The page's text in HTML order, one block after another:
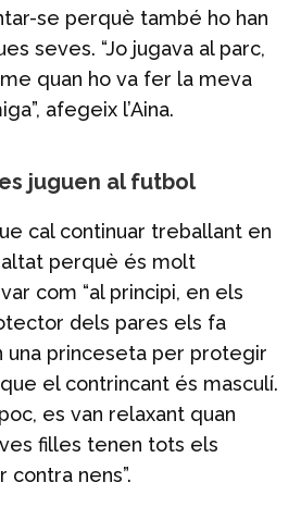
se perquè també ho han
seves. “Jo jugava al parc,
quan ho va fer la meva
afegeix l’Aina.
juguen al futbol
cal continuar treballant en
perquè és molt
com “al principi, en els
dels pares els fa
una princeseta per protegir
el contrincant és masculí.
es van relaxant quan
filles tenen tots els
contra nens”.